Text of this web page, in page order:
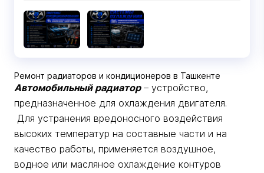
Ремонт радиаторов и кондиционеров в Ташкенте
Автомобильный радиатор– устройство,
предназначенное для охлаждения двигателя.
Для устранения вредоносного воздействия
высоких температур на составные части и на
качество работы, применяется воздушное,
водное или масляное охлаждение контуров